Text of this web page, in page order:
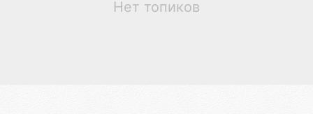
Нет топиков